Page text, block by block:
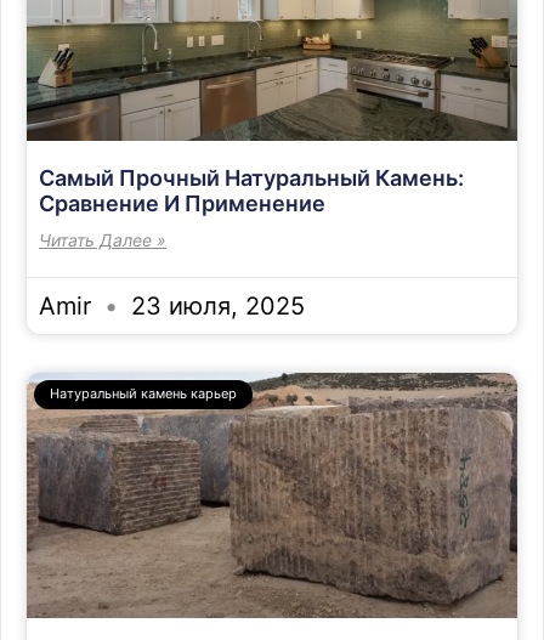
Самый Прочный Натуральный Камень:
Сравнение И Применение
Читать Далее »
Amir 23 июля, 2025
Натуральный камень карьер